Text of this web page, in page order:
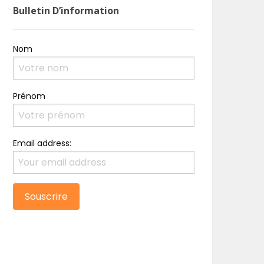
Bulletin D’information
Nom
Prénom
Email address: